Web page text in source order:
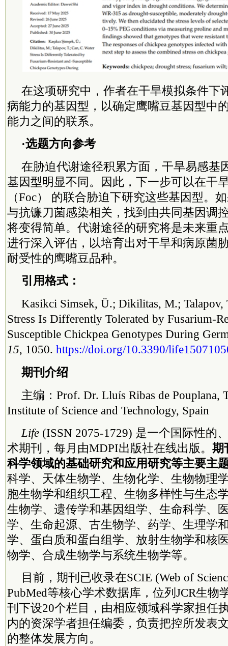
在这项研究中，作者在干旱模拟条件下
病能力的基因型，以确定鹰嘴豆基因型中
能力之间的联系。
·选题方向参考
在胁迫代谢途径积累方面，干旱易感基
基因型明显不同。因此，下一步可以在干
（Foc） 的联合胁迫下研究这些基因型。
与抗镰刀菌感染相关，找到由共同基因调
将变得简单。代谢途径的研究将是未来重
进行深入评估，以培育出对干旱和病原菌
耐受性的鹰嘴豆品种。
引用格式：
Kasikci Simsek, Ü.; Dikilitas, M.; Talapov,
Stress Is Differently Tolerated by Fusarium-
Susceptible Chickpea Genotypes During
15, 1050. https://doi.org/10.3390/
期刊介绍
主编：Prof. Dr. Lluís Ribas de Pouplana,
Institute of Science and Technology, Spain
Life (ISSN 2075-1729) 是一个国际性的
术期刊，每月由MDPI出版社在线出版。 期
科学领域的基础研究和应用研究等主要主
科学、天体生物学、生物化学、生物物理
胞生物学和组织工程、生物多样性与生态
生物学、遗传学和基因组学、生命科学、
学、生命起源、古生物学、药学、生理学
学、蛋白质和蛋白组学、放射生物学和核
物学、合成生物学与系统生物学等。
目前，期刊已收录在SCIE (Web of
PubMed等核心学术数据库，位列JCR生物
刊下设20个栏目，由相应领域科学家担任
内的资深学者担任编委，负责把控所发表
的整体发展方向。